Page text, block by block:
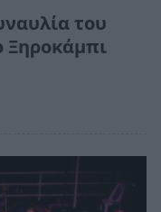
του
Ξηροκάμπι